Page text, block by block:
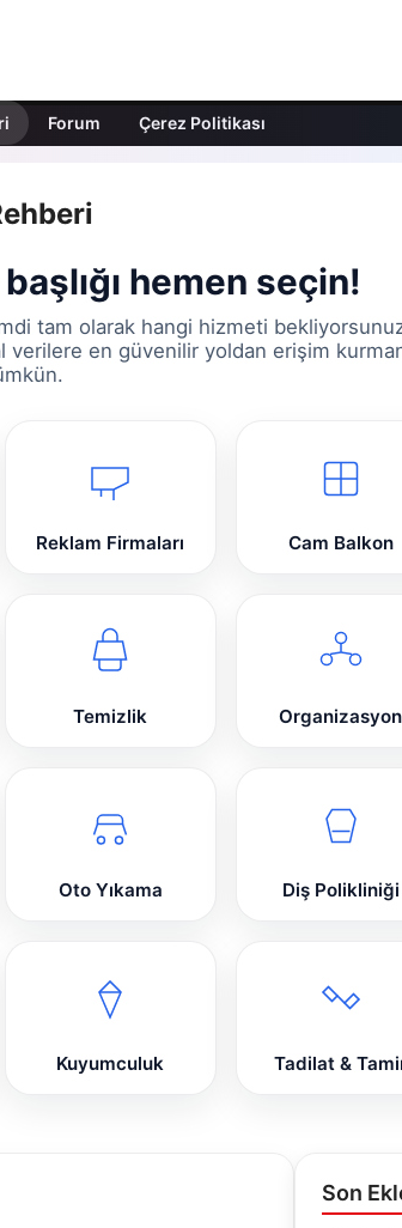
Forum Çerez Politikası
hemen seçin!
tam olarak hangi hizmeti
verilere en güvenilir yoldan erişim
Reklam Firmaları Cam Balkon
Temizlik Organizasyon
Oto Yıkama Diş Polikliniği
Kuyumculuk Tadilat &
Son